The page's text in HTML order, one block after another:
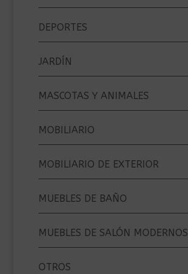
DEPORTES
JARDÍN
MASCOTAS Y ANIMALES
MOBILIARIO
MOBILIARIO DE EXTERIOR
MUEBLES DE BAÑO
MUEBLES DE SALÓN MODERNOS
OTROS